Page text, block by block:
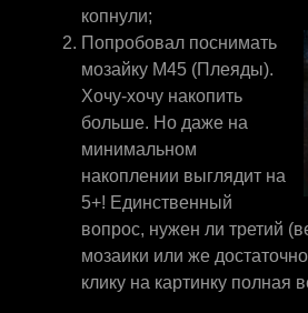
копнули;
Попробовал поснимать
мозайку М45 (Плеяды).
Хочу-хочу накопить
больше. Но даже на
минимальном
накоплении выглядит на
5+! Единственный
вопрос, нужен ли третий
мозаики или же
клику на картинку полная